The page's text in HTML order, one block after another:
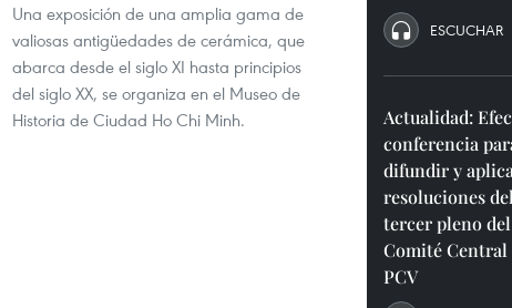
Una exposición de una amplia gama de
valiosas antigüedades de cerámica, que
abarca desde el siglo XI hasta principios
del siglo XX, se organiza en el Museo de
Historia de Ciudad Ho Chi Minh.
ESCUCHAR
Actualidad:
conferencia
difundir y
resoluciones del
tercer pleno del
Comité Central
PCV